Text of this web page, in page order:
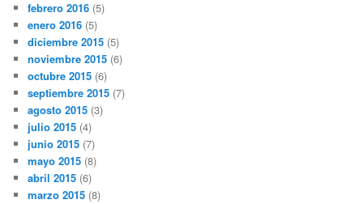
febrero 2016 (5)
enero 2016 (5)
diciembre 2015 (5)
noviembre 2015 (6)
octubre 2015 (6)
septiembre 2015 (7)
agosto 2015 (3)
julio 2015 (4)
junio 2015 (7)
mayo 2015 (8)
abril 2015 (6)
marzo 2015 (8)